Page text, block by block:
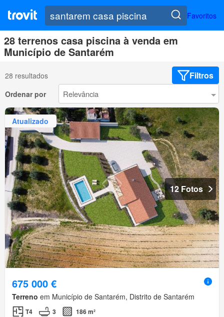
Favoritos
28 terrenos casa piscina à venda em
Município de Santarém
28 resultados Filtros
Ordenar por
Atualizado
12 Fotos
675 000 €
Terreno em Município de Santarém, Distrito de Santarém
T4 3 186 m²